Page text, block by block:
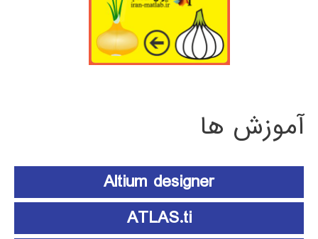
آموزش ها
Altium designer
ATLAS.ti